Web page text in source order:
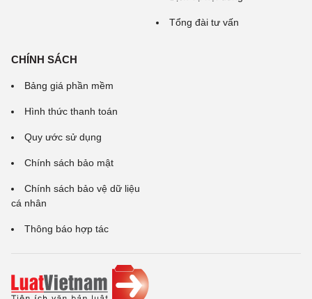
Tổng đài tư vấn
CHÍNH SÁCH
Bảng giá phần mềm
Hình thức thanh toán
Quy ước sử dụng
Chính sách bảo mật
Chính sách bảo vệ dữ liệu
cá nhân
Thông báo hợp tác